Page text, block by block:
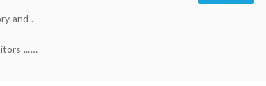
and .
...